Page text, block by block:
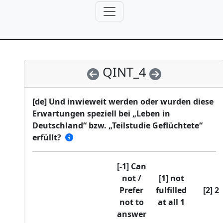
QINT_4
[de] Und inwieweit werden oder wurden diese
Erwartungen speziell bei „Leben in
Deutschland“ bzw. „Teilstudie Geflüchtete“
erfüllt?
[-1] Can
not /
Prefer
not to
answer
[1] not
fulfilled
at all 1
[2] 2